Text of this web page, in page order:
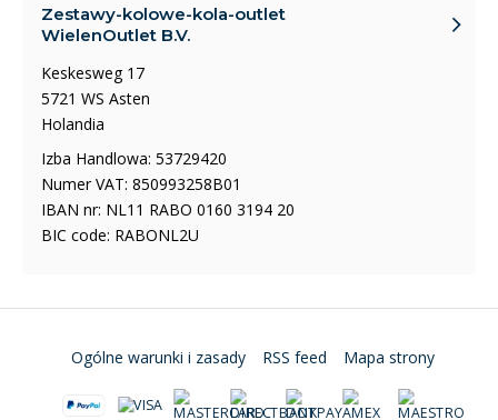
Zestawy-kolowe-kola-outlet
WielenOutlet B.V.
Keskesweg 17
5721 WS Asten
Holandia
Izba Handlowa: 53729420
Numer VAT: 850993258B01
IBAN nr: NL11 RABO 0160 3194 20
BIC code: RABONL2U
Ogólne warunki i zasady RSS feed Mapa strony